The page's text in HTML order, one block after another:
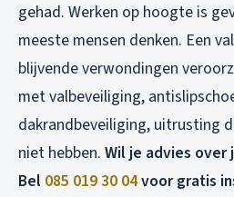
gehad. Werken op hoogte is
meeste mensen denken. Een
blijvende verwondingen
met valbeveiliging,
dakrandbeveiliging, uitrusting
niet hebben. Wil je advies
Bel 085 019 30 04voor gratis